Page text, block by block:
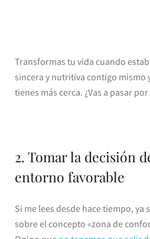
Transformas tu vida cuando
sincera y nutritiva contigo mismo
tienes más cerca. ¿Vas a pasar
2. Tomar la decisión
entorno favorable
Si me lees desde hace tiempo, ya
sobre el concepto «zona de